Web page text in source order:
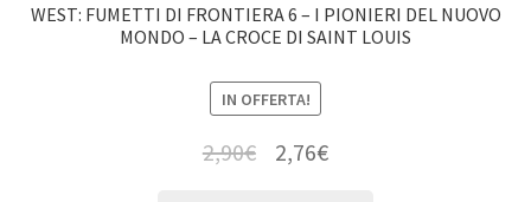
WEST: FUMETTI DI FRONTIERA 6 – I PIONIERI DEL NUOVO
MONDO – LA CROCE DI SAINT LOUIS
IN OFFERTA!
2,90€ 2,76€